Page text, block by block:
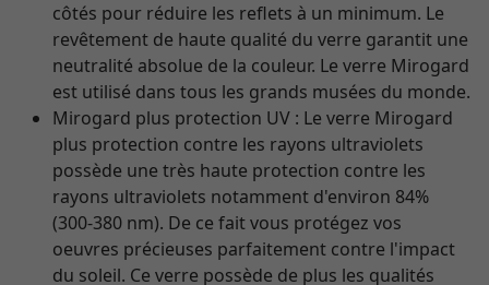
côtés pour réduire les reflets à un minimum. Le
revêtement de haute qualité du verre garantit une
neutralité absolue de la couleur. Le verre Mirogard
est utilisé dans tous les grands musées du monde.
Mirogard plus protection UV : Le verre Mirogard
plus protection contre les rayons ultraviolets
possède une très haute protection contre les
rayons ultraviolets notamment d'environ 84%
(300-380 nm). De ce fait vous protégez vos
oeuvres précieuses parfaitement contre l'impact
du soleil. Ce verre possède de plus les qualités